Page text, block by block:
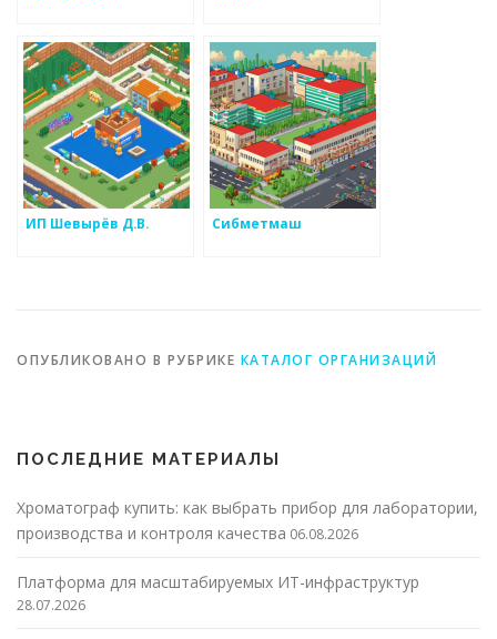
ИП Шевырёв Д.В. Сибметмаш
ОПУБЛИКОВАНО В РУБРИКЕ КАТАЛОГ ОРГАНИЗАЦИЙ
ПОСЛЕДНИЕ МАТЕРИАЛЫ
Хроматограф купить: как выбрать прибор для лаборатории,
производства и контроля качества 06.08.2026
Платформа для масштабируемых ИТ-инфраструктур
28.07.2026